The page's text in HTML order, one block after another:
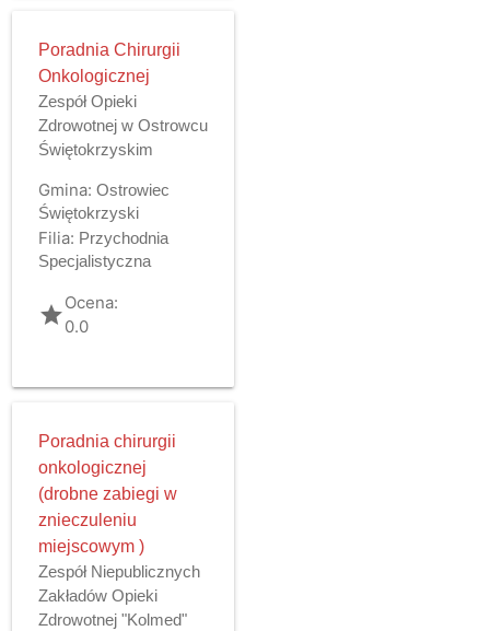
Poradnia Chirurgii
Onkologicznej
Zespół Opieki
Zdrowotnej w Ostrowcu
Świętokrzyskim
Gmina: Ostrowiec
Świętokrzyski
Filia: Przychodnia
Specjalistyczna
gradeOcena:
0.0
Poradnia chirurgii
onkologicznej
(drobne zabiegi w
znieczuleniu
miejscowym )
Zespół Niepublicznych
Zakładów Opieki
Zdrowotnej "Kolmed"